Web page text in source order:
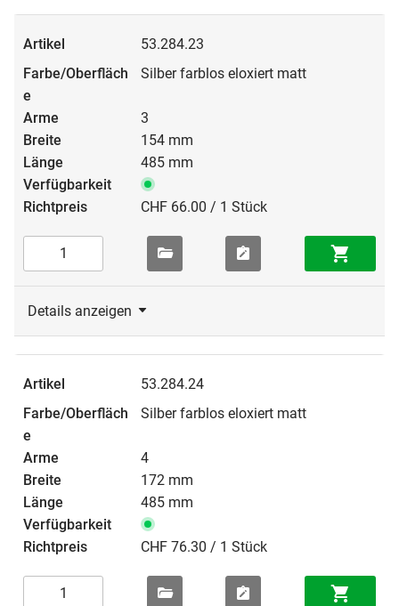
53.284.23
Silber farblos eloxiert matt
3
154 mm
485 mm
CHF 66.00 / 1 Stück
Details anzeigen
53.284.24
Silber farblos eloxiert matt
4
172 mm
485 mm
CHF 76.30 / 1 Stück